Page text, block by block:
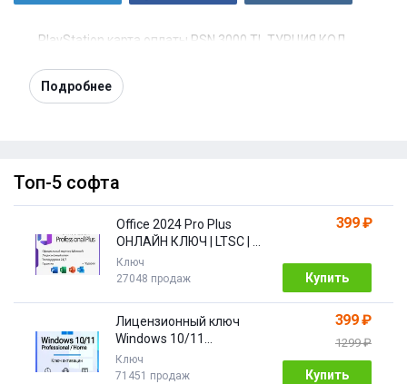
PlayStation карта оплаты PSN 3000 TL ТУРЦИЯ КОД
Подробнее
Топ-5 софта
Office 2024 Pro Plus
ОНЛАЙН КЛЮЧ | LTSC | +
ПОДАРОК
Ключ
27048 продаж
399 ₽
Купить
Лицензионный ключ
Windows 10/11
Pro/Home 32/64 bit
Ключ
71451 продаж
399 ₽
1299 ₽
Купить